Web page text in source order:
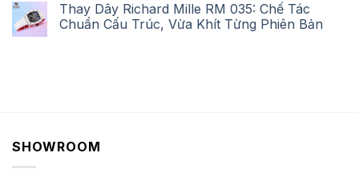
Thay Dây Richard Mille RM 035: Chế Tác
Chuẩn Cấu Trúc, Vừa Khít Từng Phiên Bản
SHOWROOM